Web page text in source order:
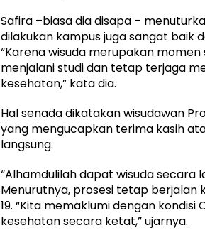
Safira –biasa dia disapa –
dilakukan kampus juga sangat baik
“Karena wisuda merupakan
menjalani studi dan tetap terjaga
kesehatan,” kata dia.
Hal senada dikatakan wisudawan
yang mengucapkan terima kasih
langsung.
“Alhamdulilah dapat wisuda secara
Menurutnya, prosesi tetap berjalan
19. “Kita memaklumi dengan
kesehatan secara ketat,” ujarnya.